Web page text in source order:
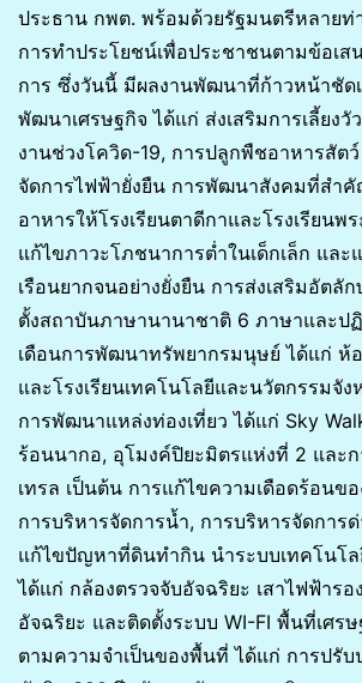
ประธาน กพต. พร้อมด้วยรัฐมนตรีหลาย
การทำประโยชน์เพื่อประชาชนตามข้อเส
การ ซึ่งวันนี้ มีผลงานพัฒนาที่ก้าวหน้าชัด
พัฒนาเศรษฐกิจ ได้แก่ ส่งเสริมการเลี้ยงวั
งานช่วงโควิด-19, การปลูกพืชอาหารสัต
จัดการไฟฟ้ายั่งยืน การพัฒนาสังคมที่สำ
อาหารให้โรงเรียนตาดีกาและโรงเรียนพ
แก้ไขภาวะโภชนาการต่ำในเด็กเล็ก แล
เรือนยากจนอย่างยั่งยืน การส่งเสริมอัต
ตั้งสถาบันภาษานานาชาติ 6 ภาษาและป
เดือนการพัฒนาทรัพยากรมนุษย์ ได้แก่ ห้อ
และโรงเรียนเทคโนโลยีและนวัตกรรมจั
การพัฒนาแหล่งท่องเที่ยว ได้แก่ Sky
ร้อนนากอ, อุโมงค์ปิยะมิตรแห่งที่ 2 และก
เทรล เป็นต้น การแก้ไขความเดือดร้อนข
การบริหารจัดการน้ำ, การบริหารจัดการ
แก้ไขปัญหาที่ดินทำกิน นำระบบเทคโนโ
ได้แก่ กล้องตรวจจับอัจฉริยะ เสาไฟฟ้าร
อัจฉริยะ และติดตั้งระบบ WI-FI พื้นที่เศร
ตามความจำเป็นของพื้นที่ ได้แก่ การปรับ